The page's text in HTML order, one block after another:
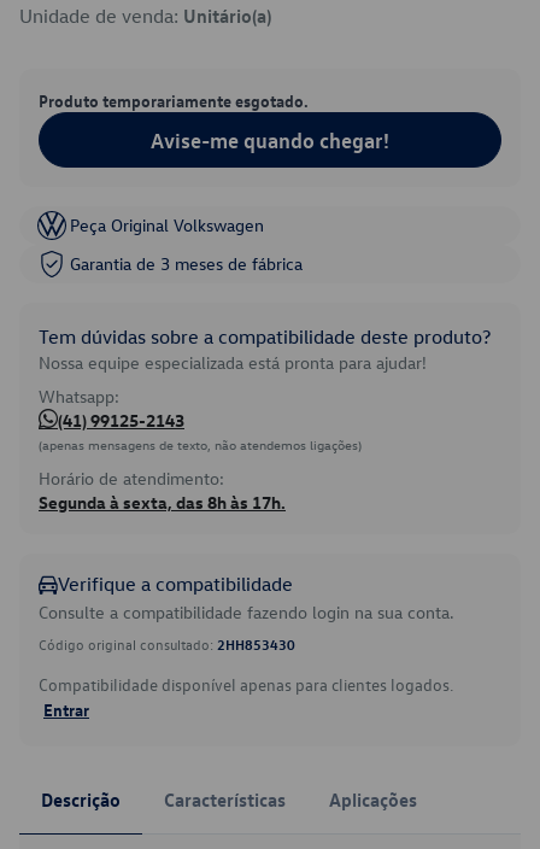
Unidade de venda: Unitário(a)
Produto temporariamente esgotado.
Avise-me quando chegar!
Peça Original Volkswagen
Garantia de 3 meses de fábrica
Tem dúvidas sobre a compatibilidade deste produto?
Nossa equipe especializada está pronta para ajudar!
Whatsapp:
(41) 99125-2143
(apenas mensagens de texto, não atendemos ligações)
Horário de atendimento:
Segunda à sexta, das 8h às 17h.
Verifique a compatibilidade
Consulte a compatibilidade fazendo login na sua conta.
Código original consultado: 2HH853430
Compatibilidade disponível apenas para clientes logados.
Entrar
Descrição Características Aplicações